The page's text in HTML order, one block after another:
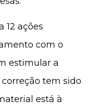
12 ações
com o
estimular a
tem sido
está à